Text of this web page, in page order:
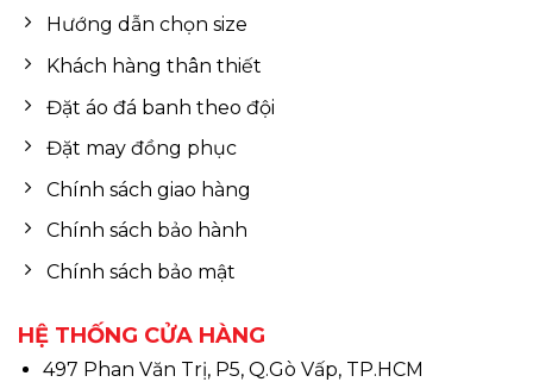
Hướng dẫn chọn size
Khách hàng thân thiết
Đặt áo đá banh theo đội
Đặt may đồng phục
Chính sách giao hàng
Chính sách bảo hành
Chính sách bảo mật
HỆ THỐNG CỬA HÀNG
497 Phan Văn Trị, P5, Q.Gò Vấp, TP.HCM